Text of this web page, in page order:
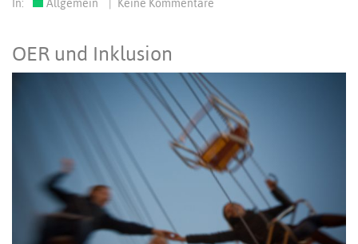
In:
Allgemein Keine Kommentare
OER und Inklusion